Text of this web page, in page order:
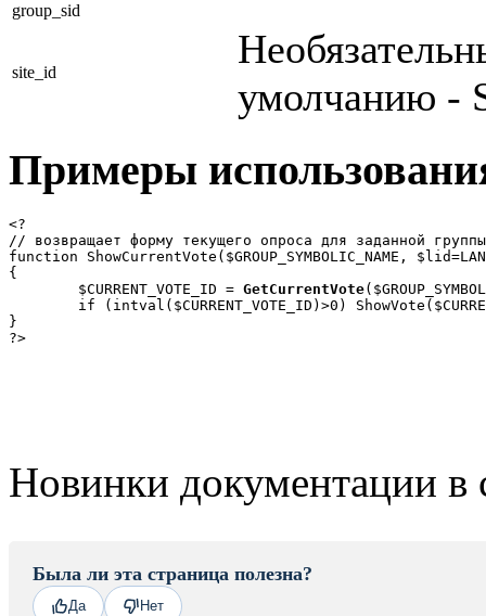
group_sid
site_id
умолчанию -
Примеры
<?
// возвращает форму текущего опроса для заданной группы
function ShowCurrentVote($GROUP_SYMBOLIC_NAME,
{
	$CURRENT_VOTE_ID =
GetCurrentVote
}
?>
Новинки документации в
Была ли эта страница полезна?
Да Нет